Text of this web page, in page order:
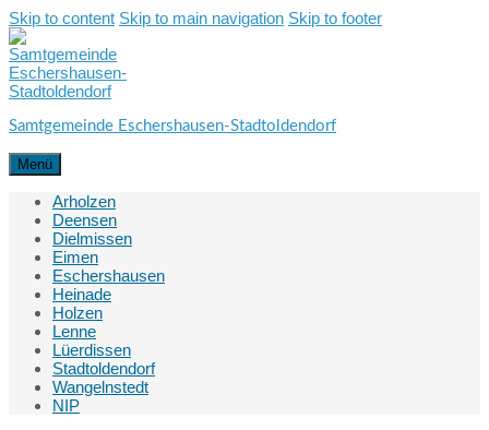
Skip to content Skip to main navigation Skip to footer
Samtgemeinde Eschershausen-Stadtoldendorf
Menü
Arholzen
Deensen
Dielmissen
Eimen
Eschershausen
Heinade
Holzen
Lenne
Lüerdissen
Stadtoldendorf
Wangelnstedt
NIP